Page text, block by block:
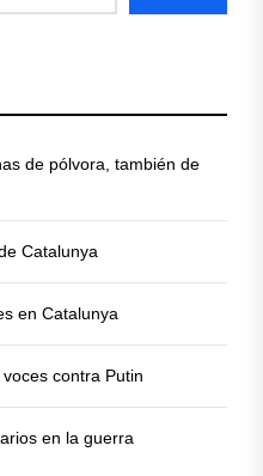
de pólvora, también de
Catalunya
en Catalunya
contra Putin
en la guerra